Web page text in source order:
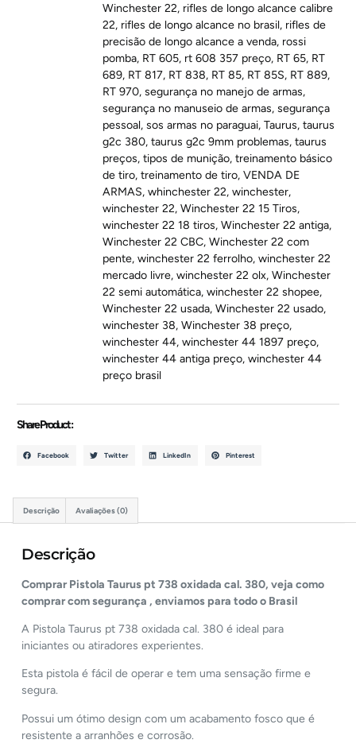
Winchester 22, rifles de longo alcance calibre
22, rifles de longo alcance no brasil, rifles de
precisão de longo alcance a venda, rossi
pomba, RT 605, rt 608 357 preço, RT 65, RT
689, RT 817, RT 838, RT 85, RT 85S, RT 889,
RT 970,segurança no manejo de armas,
segurança no manuseio de armas,segurança
pessoal,sos armas no paraguai,Taurus,taurus
g2c 380,taurus g2c 9mm problemas,taurus
preços,tipos de munição,treinamento básico
de tiro,treinamento de tiro,VENDA DE
ARMAS,whinchester 22,winchester,
winchester 22,Winchester 22 15 Tiros,
winchester 22 18 tiros,Winchester 22 antiga,
Winchester 22 CBC,Winchester 22 com
pente,winchester 22 ferrolho,winchester 22
mercado livre,winchester 22 olx,Winchester
22 semi automática,winchester 22 shopee,
Winchester 22 usada,Winchester 22 usado,
winchester 38,Winchester 38 preço,
winchester 44,winchester 44 1897 preço,
winchester 44 antiga preço,winchester 44
preço brasil
Share Product :
Facebook Twitter LinkedIn Pinterest
Descrição Avaliações (0)
Descrição
Comprar Pistola Taurus pt 738 oxidada cal. 380, veja como
comprar com segurança , enviamos para todo o Brasil
A Pistola Taurus pt 738 oxidada cal. 380 é ideal para
iniciantes ou atiradores experientes.
Esta pistola é fácil de operar e tem uma sensação firme e
segura.
Possui um ótimo design com um acabamento fosco que é
resistente a arranhões e corrosão.